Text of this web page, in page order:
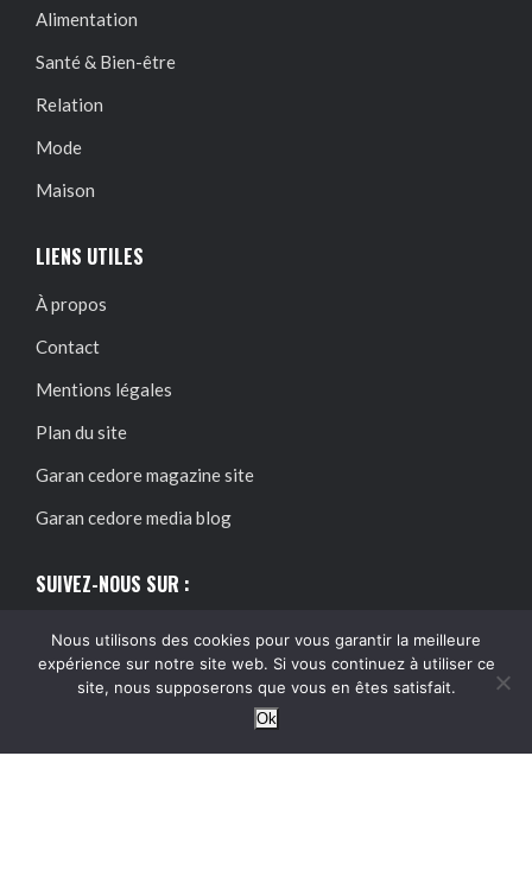
Alimentation
Santé & Bien-être
Relation
Mode
Maison
LIENS UTILES
À propos
Contact
Mentions légales
Plan du site
Garan cedore magazine site
Garan cedore media blog
SUIVEZ-NOUS SUR :
Nous utilisons des cookies pour vous garantir la meilleure
expérience sur notre site web. Si vous continuez à utiliser ce
site, nous supposerons que vous en êtes satisfait.
Ok